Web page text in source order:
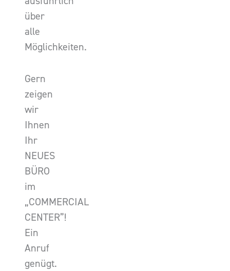
über
alle
Möglichkeiten.
Gern
zeigen
wir
Ihnen
Ihr
NEUES
BÜRO
im
„COMMERCIAL
CENTER”!
Ein
Anruf
genügt.